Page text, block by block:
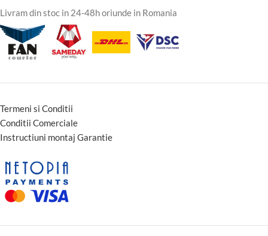
Livram din stoc in 24-48h oriunde in Romania
Termeni si Conditii
Conditii Comerciale
Instructiuni montaj Garantie